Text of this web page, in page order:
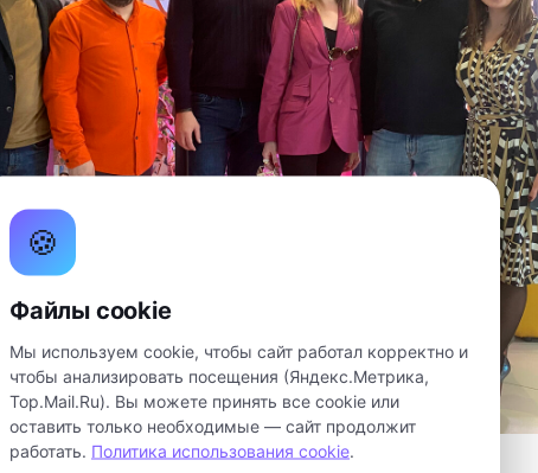
🍪
Файлы cookie
Мы используем cookie, чтобы сайт работал корректно и
чтобы анализировать посещения (Яндекс.Метрика,
Top.Mail.Ru). Вы можете принять все cookie или
оставить только необходимые — сайт продолжит
работать. Политика использования cookie.